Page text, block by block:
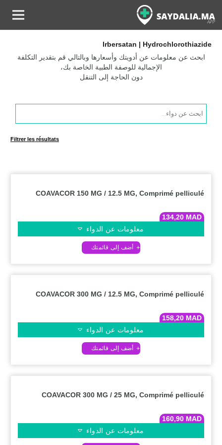
Irbersatan | Hydrochlorothiazide
ابحث عن معلومات عن أدويتك وأسعارها وبالتالي قم بتقدير التكلفة
الإجمالية للوصفة الطبية الخاصة بك،
دون الحاجة إلى التنقل
Products
search
Filtrer les résultats
COAVACOR 150 MG / 12.5 MG, Comprimé pelliculé
134,20 MAD
معلومات عن الدواء
COAVACOR 300 MG / 12.5 MG, Comprimé pelliculé
158,20 MAD
معلومات عن الدواء
COAVACOR 300 MG / 25 MG, Comprimé pelliculé
160,90 MAD
معلومات عن الدواء